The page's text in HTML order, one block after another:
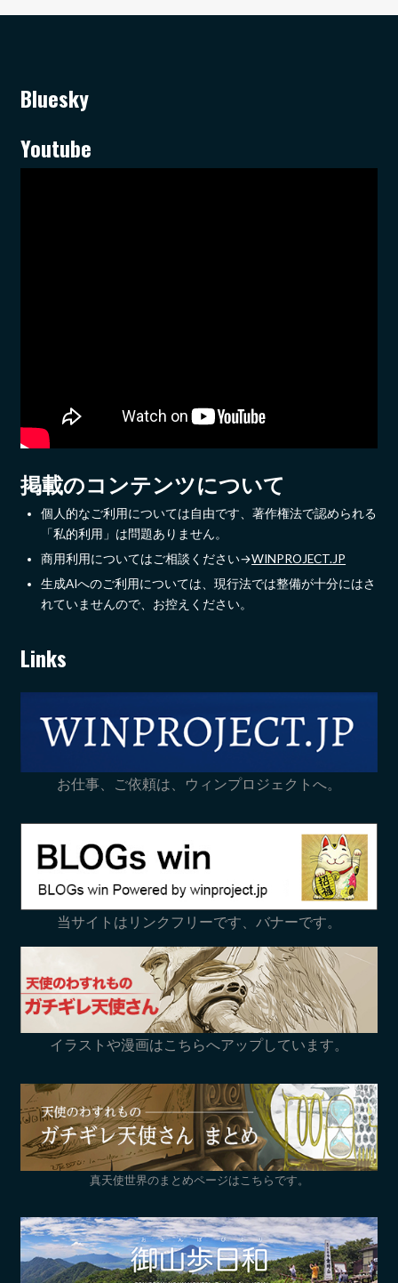
Bluesky
Youtube
掲載のコンテンツについて
個人的なご利用については自由です、著作権法で認められる
「私的利用」は問題ありません。
商用利用についてはご相談ください→WINPROJECT.JP
生成AIへのご利用については、現行法では整備が十分にはさ
れていませんので、お控えください。
Links
お仕事、ご依頼は、ウィンプロジェクトへ。
当サイトはリンクフリーです、バナーです。
イラストや漫画はこちらへアップしています。
真天使世界のまとめページはこちらです。